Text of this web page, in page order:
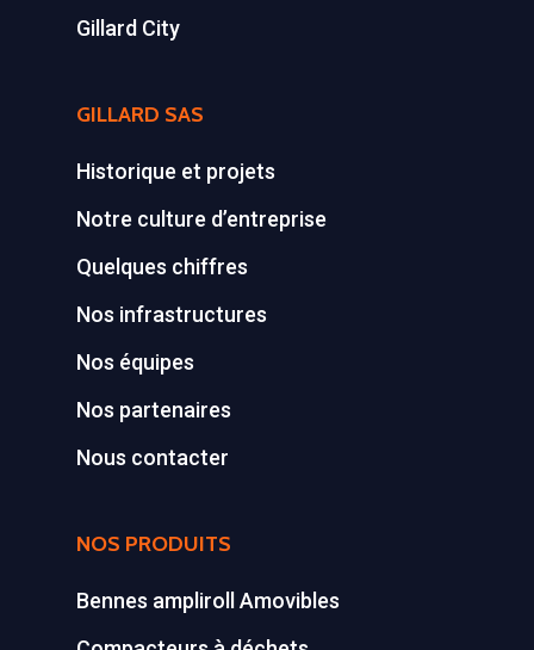
Gillard City
GILLARD SAS
Historique et projets
Notre culture d’entreprise
Quelques chiffres
Nos infrastructures
Nos équipes
Nos partenaires
Nous contacter
NOS PRODUITS
Bennes ampliroll Amovibles